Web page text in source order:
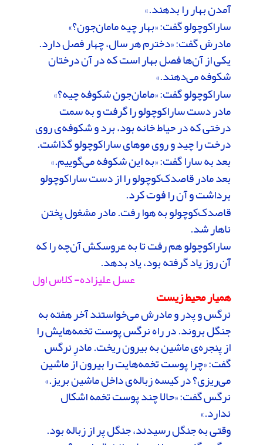
آمدن بهار را بدهند.»
ساراکوچولو گفت: «بهار چیه مامان‌جون؟»
مادرش گفت: «دخترم هر سال، چهار فصل دارد.
یکى از آن‌ها فصل بهار است که در آن درختان
شکوفه مى‌دهند.»
ساراکوچولو گفت: «مامان‌جون شکوفه چیه؟»
مادر دست ساراکوچولو را گرفت و به سمت
درختى که در حیاط خانه بود، برد و شکوفه‌ى روى
درخت را چید و روى موهاى ساراکوچولو گذاشت.
بعد به سارا گفت: «به این شکوفه مى‌گوییم.»
بعد مادر قاصدک‌کوچولو را از دست ساراکوچولو
برداشت و آن را فوت کرد.
قاصدک‌کوچولو به هوا رفت. مادر مشغول پختن
ناهار شد.
ساراکوچولو هم رفت تا به عروسکش آن‌چه را که
آن روز یاد گرفته بود، یاد بدهد.
عسل علیزاده- کلاس اول
همیار محیط‌ زیست
نرگس و پدر و مادرش می‌خواستند آخر هفته به
جنگل بروند. در راه نرگس پوست تخمه‌هایش را
از پنجره‌ی ماشین به بیرون ریخت. مادرِ نرگس
گفت: «چرا پوست تخمه‌هایت را بیرون از ماشین
می‌ریزی؟ در کیسه زباله‌ی داخل ماشین بریز.»
نرگس گفت: «حالا چند پوست تخمه اشکال
ندارد.»
وقتی به جنگل رسیدند، جنگل پر از زباله بود.